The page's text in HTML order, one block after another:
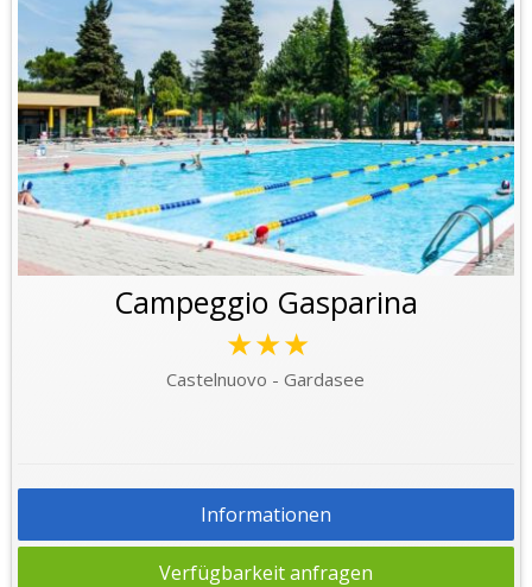
Campeggio Gasparina
★★★
Castelnuovo - Gardasee
Informationen
Verfügbarkeit anfragen